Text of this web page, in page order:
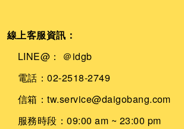
線上客服資訊：
LINE@： ＠idgb
電話：02-2518-2749
信箱：tw.service@daigobang.com
服務時段：09:00 am ~ 23:00 pm